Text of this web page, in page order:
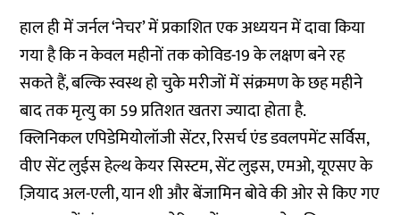
हाल ही में जर्नल‘नेचर’ में प्रकाशितएक अध्ययन में दावा किया
गया है कि न केवल महीनों तक कोविड-19 के लक्षण बने रह
सकते हैं, बल्कि स्वस्थ हो चुके मरीजों में संक्रमण के छह महीने
बाद तक मृत्यु का 59 प्रतिशत खतरा ज्यादा होता है.
क्लिनिकल एपिडेमियोलॉजी सेंटर, रिसर्च एंड डवलपमेंट सर्विस,
वीए सेंट लुईस हेल्थ केयर सिस्टम, सेंट लुइस, एमओ, यूएसए के
ज़ियाद अल-एली, यान शी और बेंजामिन बोवे की ओर से किए गए